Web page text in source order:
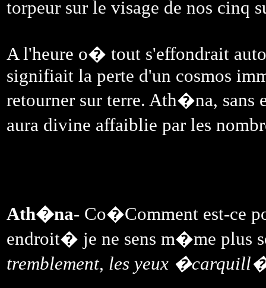
torpeur sur le visage de nos cinq
A l'heure o� tout s'effondrait
signifiait la perte d'un cosmos
retourner sur terre. Ath�na, sans
aura divine affaiblie par les
Ath�na- Co�Comment est-ce
endroit� je ne sens m�me plus
tremblement, les yeux